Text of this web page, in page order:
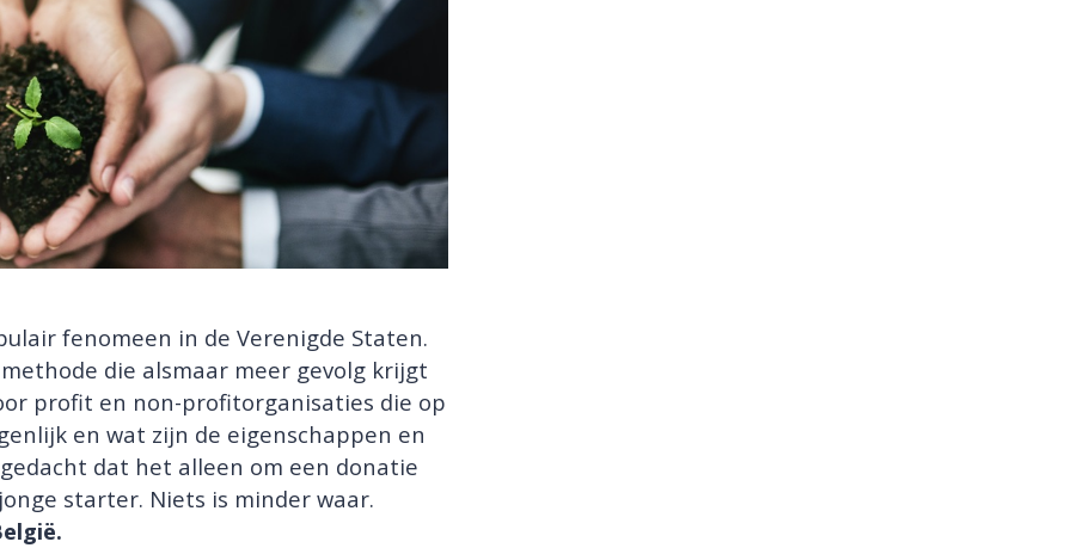
fenomeen in de Verenigde Staten.
die alsmaar meer gevolg krijgt
profit en non-profitorganisaties die op
en wat zijn de eigenschappen en
dat het alleen om een donatie
starter. Niets is minder waar.